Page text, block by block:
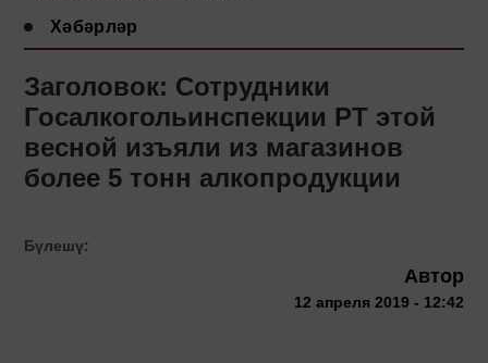
Хәбәрләр
Заголовок: Сотрудники
Госалкогольинспекции РТ этой
весной изъяли из магазинов
более 5 тонн алкопродукции
Бүлешү:
Автор
12 апреля 2019 - 12:42